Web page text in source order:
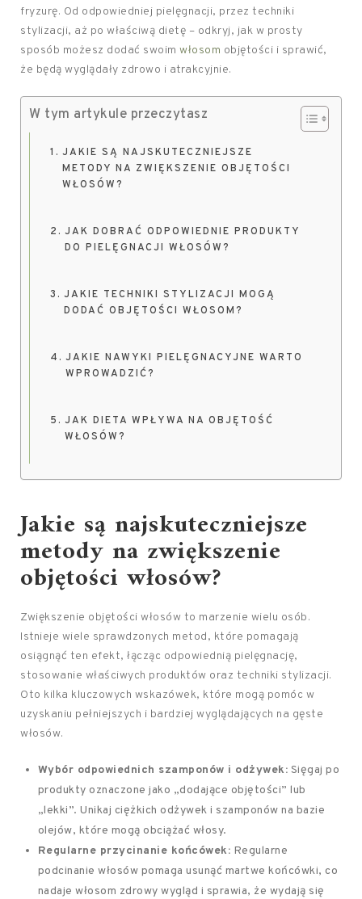
fryzurę. Od odpowiedniej pielęgnacji, przez techniki
stylizacji, aż po właściwą dietę – odkryj, jak w prosty
sposób możesz dodać swoim włosom objętości i sprawić,
że będą wyglądały zdrowo i atrakcyjnie.
W tym artykule przeczytasz
JAKIE SĄ NAJSKUTECZNIEJSZE
METODY NA ZWIĘKSZENIE OBJĘTOŚCI
WŁOSÓW?
JAK DOBRAĆ ODPOWIEDNIE PRODUKTY
DO PIELĘGNACJI WŁOSÓW?
JAKIE TECHNIKI STYLIZACJI MOGĄ
DODAĆ OBJĘTOŚCI WŁOSOM?
JAKIE NAWYKI PIELĘGNACYJNE WARTO
WPROWADZIĆ?
JAK DIETA WPŁYWA NA OBJĘTOŚĆ
WŁOSÓW?
Jakie są najskuteczniejsze
metody na zwiększenie
objętości włosów?
Zwiększenie objętości włosów to marzenie wielu osób.
Istnieje wiele sprawdzonych metod, które pomagają
osiągnąć ten efekt, łącząc odpowiednią pielęgnację,
stosowanie właściwych produktów oraz techniki stylizacji.
Oto kilka kluczowych wskazówek, które mogą pomóc w
uzyskaniu pełniejszych i bardziej wyglądających na gęste
włosów.
Wybór odpowiednich szamponów i odżywek: Sięgaj po
produkty oznaczone jako „dodające objętości” lub
„lekki”. Unikaj ciężkich odżywek i szamponów na bazie
olejów, które mogą obciążać włosy.
Regularne przycinanie końcówek: Regularne
podcinanie włosów pomaga usunąć martwe końcówki, co
nadaje włosom zdrowy wygląd i sprawia, że wydają się